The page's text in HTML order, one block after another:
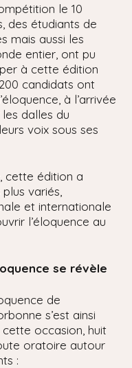
le 10
des étudiants de
mais aussi les
entier, ont pu
à cette édition
candidats ont
à l’arrivée
dalles du
voix sous ses
cette édition a
variés,
et internationale
l’éloquence au
se révèle
de
s’est ainsi
cette occasion, huit
oratoire autour
: